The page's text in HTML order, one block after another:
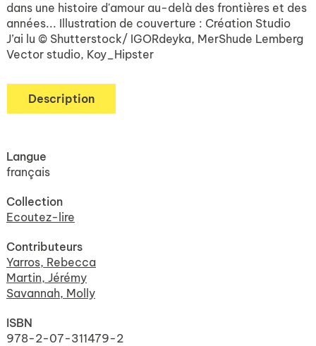
dans une histoire d'amour au-delà des frontières et des
années... Illustration de couverture : Création Studio
J’ai lu © Shutterstock/ IGORdeyka, MerShude Lemberg
Vector studio, Koy_Hipster
Description
Langue
français
Collection
Ecoutez-lire
Contributeurs
Yarros, Rebecca
Martin, Jérémy
Savannah, Molly
ISBN
978-2-07-311479-2